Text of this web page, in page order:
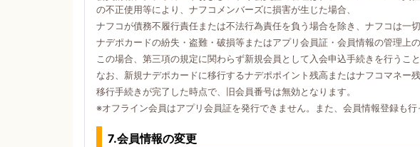
の不正使用等により、ナフコメンバーズに損害が生じた場合、
ナフコが債務不履行責任または不法行為責任を負う場合を除き、ナフコは一切
ナデポカードの紛失・盗難・破損等またはアプリ会員証・会員情報の管理上
この場合、第三項の規定に関わらず新規会員として入会申込手続きを行うこ
なお、新規ナデポカードに移行するナデポポイント残高またはナフコマネー
移行手続きが完了した時点で、旧会員番号は無効となります。
※オフライン会員はアプリ会員証を発行できません。また、会員情報登録も
7.会員情報の変更